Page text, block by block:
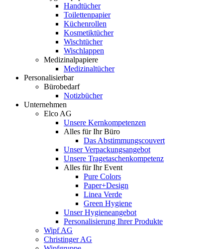
Handtücher
Toilettenpapier
Küchenrollen
Kosmetiktücher
Wischtücher
Wischlappen
Medizinalpapiere
Medizinaltücher
Personalisierbar
Bürobedarf
Notizbücher
Unternehmen
Elco AG
Unsere Kernkompetenzen
Alles für Ihr Büro
Das Abstimmungscouvert
Unser Verpackungsangebot
Unsere Tragetaschenkompetenz
Alles für Ihr Event
Pure Colors
Paper+Design
Linea Verde
Green Hygiene
Unser Hygieneangebot
Personalisierung Ihrer Produkte
Wipf AG
Christinger AG